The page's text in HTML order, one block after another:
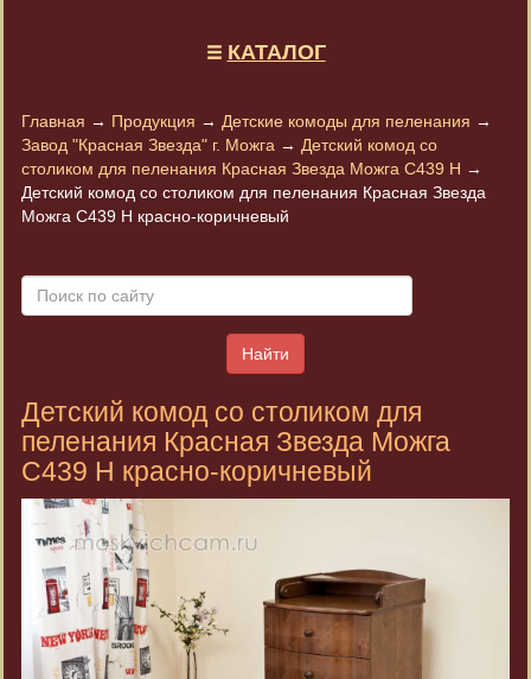
КАТАЛОГ
Главная → Продукция → Детские комоды для пеленания →
Завод "Красная Звезда" г. Можга → Детский комод со
столиком для пеленания Красная Звезда Можга С439 Н →
Детский комод со столиком для пеленания Красная Звезда
Можга С439 Н красно-коричневый
Найти
Детский комод со столиком для
пеленания Красная Звезда Можга
С439 Н красно-коричневый